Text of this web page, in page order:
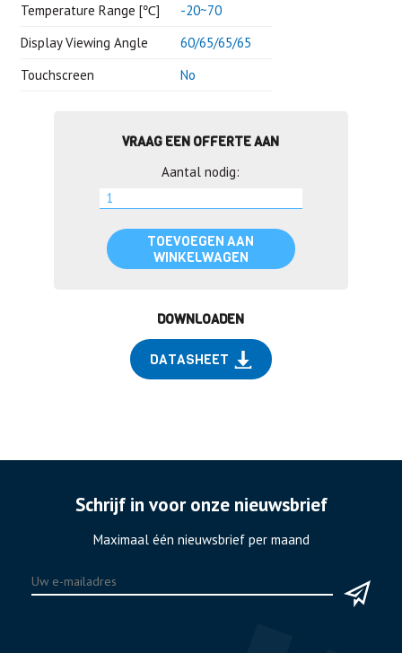
Temperature Range [℃]
-20~70
Display Viewing Angle
60/65/65/65
Touchscreen
No
VRAAG EEN OFFERTE AAN
Aantal nodig:
TOEVOEGEN AAN
WINKELWAGEN
DOWNLOADEN
DATASHEET
Schrijf in voor onze nieuwsbrief
Maximaal één nieuwsbrief per maand